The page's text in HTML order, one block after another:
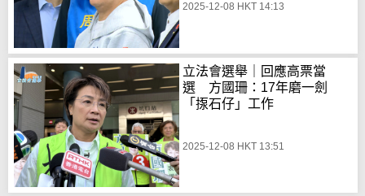
2025-12-08 HKT 14:13
立法會選舉｜回應高票當
選 方國珊：17年磨一劍
「揼石仔」工作
2025-12-08 HKT 13:51